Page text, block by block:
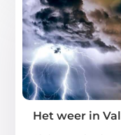
Het weer in